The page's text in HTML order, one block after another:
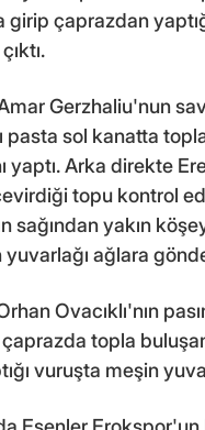
girip çaprazdan
Gerzhaliu'nun
pasta sol kanatta
yaptı. Arka direkte
topu kontrol
sağından yakın
ağlara
Ovacıklı'nın
çaprazda topla
vuruşta meşin